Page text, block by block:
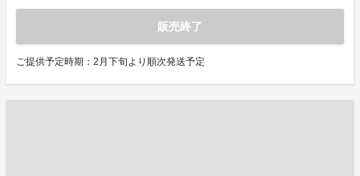
販売終了
ご提供予定時期：2月下旬より順次発送予定